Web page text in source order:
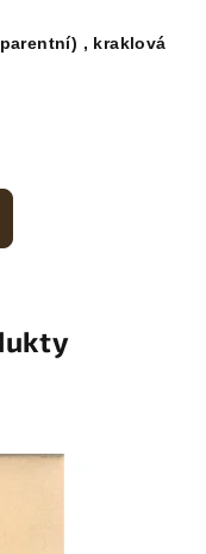
, kraklová